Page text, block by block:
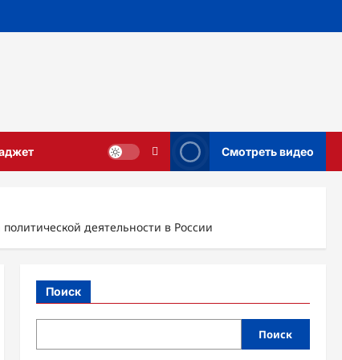
Смотреть видео
деятельности в России
Поиск
Поиск